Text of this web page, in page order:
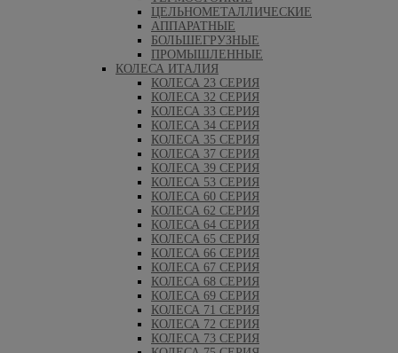
ЦЕЛЬНОМЕТАЛЛИЧЕСКИЕ
АППАРАТНЫЕ
БОЛЬШЕГРУЗНЫЕ
ПРОМЫШЛЕННЫЕ
КОЛЕСА ИТАЛИЯ
КОЛЕСА 23 СЕРИЯ
КОЛЕСА 32 СЕРИЯ
КОЛЕСА 33 СЕРИЯ
КОЛЕСА 34 СЕРИЯ
КОЛЕСА 35 СЕРИЯ
КОЛЕСА 37 СЕРИЯ
КОЛЕСА 39 СЕРИЯ
КОЛЕСА 53 СЕРИЯ
КОЛЕСА 60 СЕРИЯ
КОЛЕСА 62 СЕРИЯ
КОЛЕСА 64 СЕРИЯ
КОЛЕСА 65 СЕРИЯ
КОЛЕСА 66 СЕРИЯ
КОЛЕСА 67 СЕРИЯ
КОЛЕСА 68 СЕРИЯ
КОЛЕСА 69 СЕРИЯ
КОЛЕСА 71 СЕРИЯ
КОЛЕСА 72 СЕРИЯ
КОЛЕСА 73 СЕРИЯ